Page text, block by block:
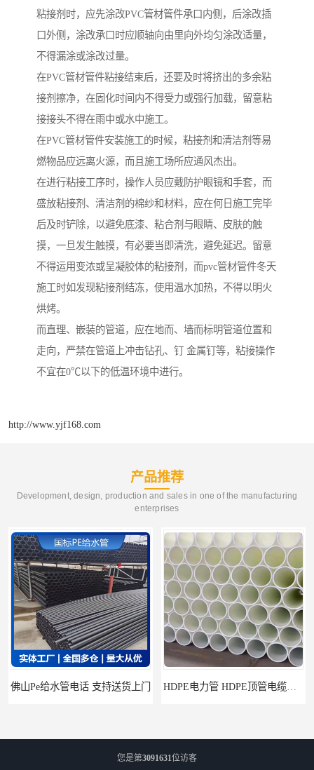
粘接剂时，应先涂改PVC管材管件承口内侧，后涂改插
口外侧，涂改承口时应顺轴向由里向外均匀涂改适量，
不得漏涂或涂改过量。
在PVC管材管件粘接结束后，还要及时将挤出的多余粘
接剂擦净，在固化时间内不得受力或强行加载，留意粘
接接头不得在雨中或水中施工。
在PVC管材管件安装施工的时候，粘接剂和清洁剂等易
燃物品应远离火源，而且施工场所应通风杰出。
在进行粘接工序时，操作人员应戴防护眼镜和手套，而
盛放粘接剂、清洁剂的棉纱和材料，应在何日施工完毕
后及时铲除，以避免底漆、粘合剂与眼睛、皮肤的触
摸，一旦发生触摸，有必要当即清洗，避免延迟。留意
不得运用变浓或呈凝胶体的粘接剂，而pvc管材管件冬天
施工时如发现粘接剂结冻，使用温水加热，不得以明火
烘烤。
而直理、嵌装的管道，应在地而、墙而标明管道位置和
走向，严禁在管道上冲击钻孔、钉 金属钉等，粘接操作
不宜在0℃以下的低温环境中进行。
http://www.yjf168.com
产品推荐
Development, design, production and sales in one of the manufacturing
enterprises
佛山Pe给水管电话 支持送货上门
您是第3091631位访客